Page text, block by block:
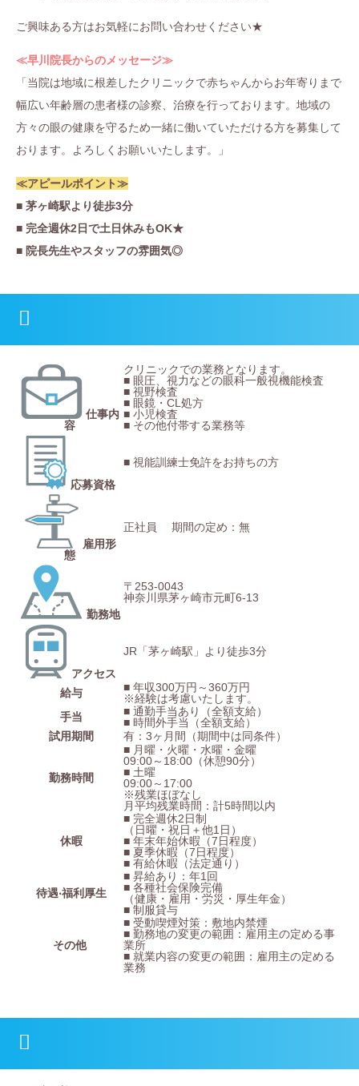
ご興味ある方はお気軽にお問い合わせください★
≪早川院長からのメッセージ≫
「当院は地域に根差したクリニックで赤ちゃんからお年寄りまで
幅広い年齢層の患者様の診察、治療を行っております。地域の
方々の眼の健康を守るため一緒に働いていただける方を募集して
おります。よろしくお願いいたします。」
≪アピールポイント≫
■ 茅ヶ崎駅より徒歩3分
■ 完全週休2日で土日休みもOK★
■ 院長先生やスタッフの雰囲気◎
仕事内
容
クリニックでの業務となります。
■ 眼圧、視力などの眼科一般視機能検査
■ 視野検査
■ 眼鏡・CL処方
■ 小児検査
■ その他付帯する業務等
応募資格
■ 視能訓練士免許をお持ちの方
雇⽤形
態
正社員 期間の定め：無
勤務地
〒253-0043
神奈川県茅ヶ崎市元町6-13
アクセス
JR「茅ヶ崎駅」より徒歩3分
給与
■ 年収300万円～360万円
※経験は考慮いたします。
⼿当
■ 通勤手当あり（全額支給）
■ 時間外手当（全額支給）
試用期間
有：3ヶ月間（期間中は同条件）
勤務時間
■ 月曜・火曜・水曜・金曜
09:00～18:00（休憩90分）
■ 土曜
09:00～17:00
※残業ほぼなし
月平均残業時間：計5時間以内
休暇
■ 完全週休2日制
（日曜・祝日＋他1日）
■ 年末年始休暇（7日程度）
■ 夏季休暇（7日程度）
■ 有給休暇（法定通り）
待遇‧福利厚⽣
■ 昇給あり：年1回
■ 各種社会保険完備
（健康・雇用・労災・厚生年金）
■ 制服貸与
その他
■ 受動喫煙対策：敷地内禁煙
■ 勤務地の変更の範囲：雇用主の定める事
業所
■ 就業内容の変更の範囲：雇用主の定める
業務